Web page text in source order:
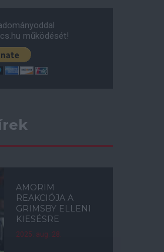
működését!
AMORIM
REAKCIÓJA A
GRIMSBY ELLENI
KIESÉSRE
2025. aug. 28.